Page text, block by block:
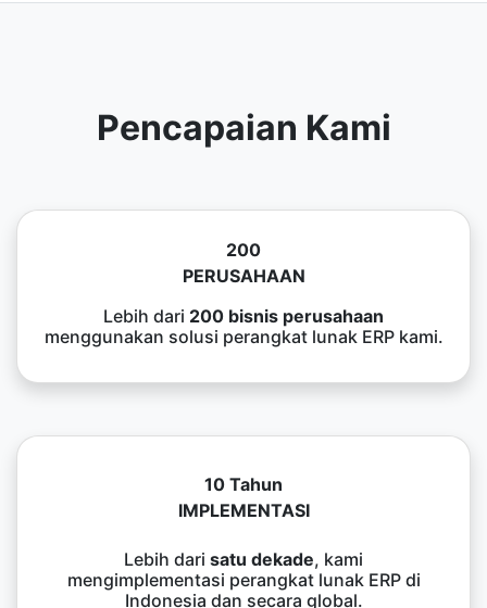
Pencapaian Kami
200
PERUSAHAAN
Lebih dari 200 bisnis perusahaan
menggunakan solusi perangkat lunak ERP kami.
10 Tahun
IMPLEMENTASI
Lebih dari satu dekade, kami
mengimplementasi perangkat lunak ERP di
Indonesia dan secara global.